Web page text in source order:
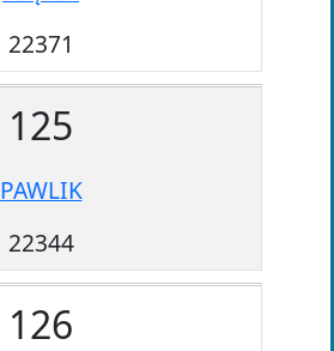
22371
125
PAWLIK
22344
126